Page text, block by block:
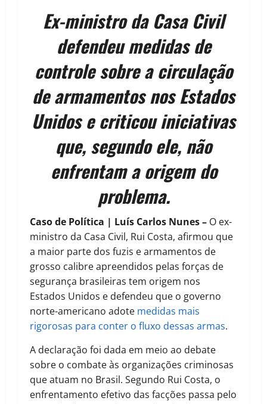
Ex-ministro da Casa Civil
defendeu medidas de
controle sobre a circulação
de armamentos nos Estados
Unidos e criticou iniciativas
que, segundo ele, não
enfrentam a origem do
problema.
Caso de Política | Luís Carlos Nunes – O ex-
ministro da Casa Civil, Rui Costa, afirmou que
a maior parte dos fuzis e armamentos de
grosso calibre apreendidos pelas forças de
segurança brasileiras tem origem nos
Estados Unidos e defendeu que o governo
norte-americano adote medidas mais
rigorosas para conter o fluxo dessas armas.
A declaração foi dada em meio ao debate
sobre o combate às organizações criminosas
que atuam no Brasil. Segundo Rui Costa, o
enfrentamento efetivo das facções passa pelo